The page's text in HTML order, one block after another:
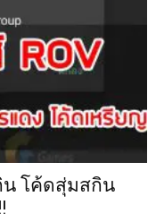
น โค้ดสุ่มสกิน